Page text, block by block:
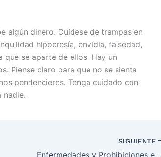
algún dinero. Cuídese de trampas en
hipocresía, envidia, falsedad,
que se aparte de ellos. Hay un
Piense claro para que no se sienta
pendencieros. Tenga cuidado con
nadie.
SIGUIENTE
Enfermedades y Prohibiciones en Iroso